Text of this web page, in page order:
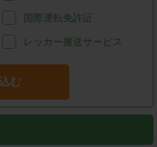
国際運転免許証
レッカー搬送サービス
む